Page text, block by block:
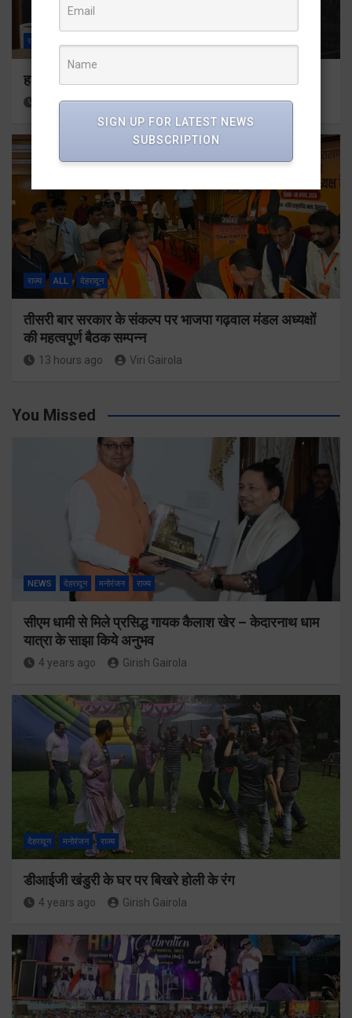
राज्य
हर घर तिरंगा अभियान को जन-जन तक पहुंचाने की तैयारी
12 hours ago Viri Gairola
राज्य ALL देहरादून
तीसरी बार सरकार के संकल्प पर भाजपा गढ़वाल मंडल अध्यक्षों
की महत्वपूर्ण बैठक सम्पन्न
13 hours ago Viri Gairola
You Missed
NEWS देहरादून मनोरंजन राज्य
सीएम धामी से मिले प्रसिद्ध गायक कैलाश खेर – केदारनाथ धाम
यात्रा के साझा किये अनुभव
4 years ago Girish Gairola
देहरादून मनोरंजन राज्य
डीआईजी खंडुरी के घर पर बिखरे होली के रंग
4 years ago Girish Gairola
SIGN UP FOR LATEST NEWS
SUBSCRIPTION